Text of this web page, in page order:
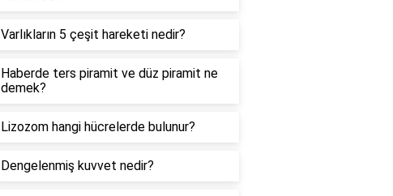
Varlıkların 5 çeşit hareketi nedir?
Haberde ters piramit ve düz piramit ne
demek?
Lizozom hangi hücrelerde bulunur?
Dengelenmiş kuvvet nedir?